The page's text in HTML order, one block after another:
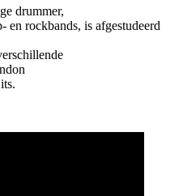
drummer,
en rockbands, is afgestudeerd